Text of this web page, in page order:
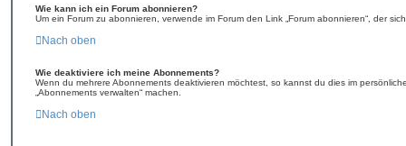
Wie kann ich ein Forum abonnieren?
Um ein Forum zu abonnieren, verwende im Forum den Link „Forum abonnieren“, der
Nach oben
Wie deaktiviere ich meine Abonnements?
Wenn du mehrere Abonnements deaktivieren möchtest, so kannst du dies im
„Abonnements verwalten“ machen.
Nach oben